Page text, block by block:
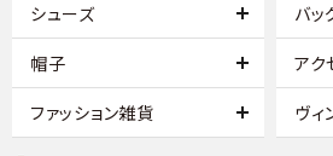
シューズ バッ
帽子 アク
ファッション雑貨 ヴィ